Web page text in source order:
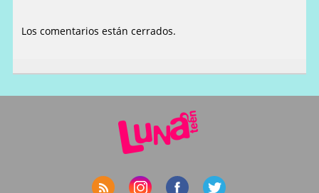
Los comentarios están cerrados.